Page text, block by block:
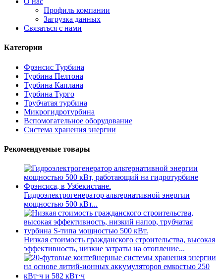
Профиль компании
Загрузка данных
Связаться с нами
Категории
Фрэнсис Турбина
Турбина Пелтона
Турбина Каплана
Турбина Турго
Трубчатая турбина
Микрогидротурбина
Вспомогательное оборудование
Система хранения энергии
Рекомендуемые товары
Гидроэлектрогенератор альтернативной энергии
мощностью 500 кВт...
Низкая стоимость гражданского строительства, высокая
эффективность, низкие затраты на отопление...